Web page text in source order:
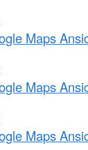
Maps
Maps
Maps